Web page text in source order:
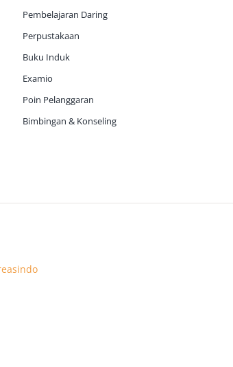
Pembelajaran Daring
Perpustakaan
Buku Induk
Examio
Poin Pelanggaran
Bimbingan & Konseling